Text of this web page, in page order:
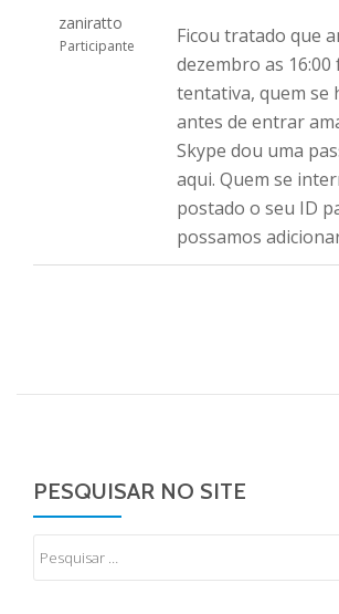
zaniratto
Participante
Ficou tratado que
dezembro as
tentativa, quem se
antes de entrar
Skype dou uma
aqui. Quem se
postado o seu ID
possamos
PESQUISAR NO SITE